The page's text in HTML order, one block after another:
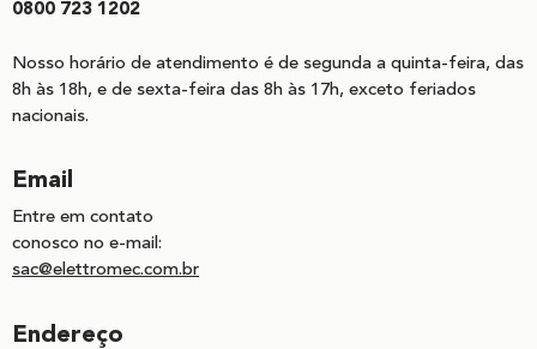
0800 723 1202
Nosso horário de atendimento é de segunda a quinta-feira, das
8h às 18h, e de sexta-feira das 8h às 17h, exceto feriados
nacionais.
Email
Entre em contato
conosco no e-mail:
sac@elettromec.com.br
Endereço